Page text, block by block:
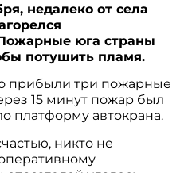
недалеко от села
юга страны
потушить пламя.
прибыли три пожарные
15 минут пожар был
платформу автокрана.
никто не